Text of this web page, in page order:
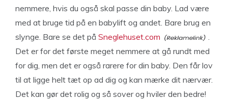
nemmere, hvis du også skal passe din baby. Lad være
med at bruge tid på en babylift og andet. Bare brug en
slynge. Bare se det på Sneglehuset.com
.
Det er for det første meget nemmere at gå rundt med
for dig, men det er også rarere for din baby. Den får lov
til at ligge helt tæt op ad dig og kan mærke dit nærvær.
Det kan gør det rolig og så sover og hviler den bedre!